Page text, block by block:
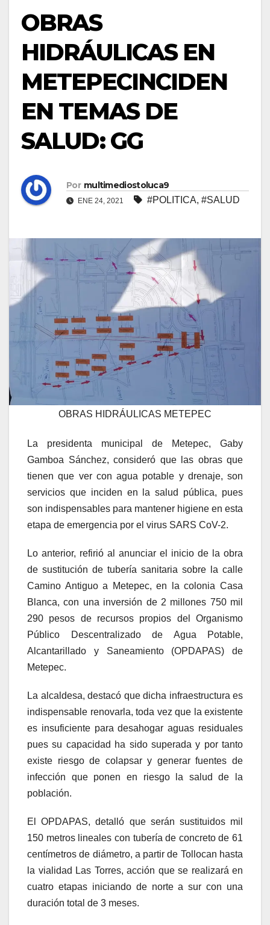
OBRAS
HIDRÁULICAS EN
METEPECINCIDEN
EN TEMAS DE
SALUD: GG
Por multimediostoluca9
ENE 24, 2021 #POLITICA, #SALUD
OBRAS HIDRÁULICAS METEPEC
La presidenta municipal de Metepec, Gaby
Gamboa Sánchez, consideró que las obras que
tienen que ver con agua potable y drenaje, son
servicios que inciden en la salud pública, pues
son indispensables para mantener higiene en esta
etapa de emergencia por el virus SARS CoV-2.
Lo anterior, refirió al anunciar el inicio de la obra
de sustitución de tubería sanitaria sobre la calle
Camino Antiguo a Metepec, en la colonia Casa
Blanca, con una inversión de 2 millones 750 mil
290 pesos de recursos propios del Organismo
Público Descentralizado de Agua Potable,
Alcantarillado y Saneamiento (OPDAPAS) de
Metepec.
La alcaldesa, destacó que dicha infraestructura es
indispensable renovarla, toda vez que la existente
es insuficiente para desahogar aguas residuales
pues su capacidad ha sido superada y por tanto
existe riesgo de colapsar y generar fuentes de
infección que ponen en riesgo la salud de la
población.
El OPDAPAS, detalló que serán sustituidos mil
150 metros lineales con tubería de concreto de 61
centímetros de diámetro, a partir de Tollocan hasta
la vialidad Las Torres, acción que se realizará en
cuatro etapas iniciando de norte a sur con una
duración total de 3 meses.